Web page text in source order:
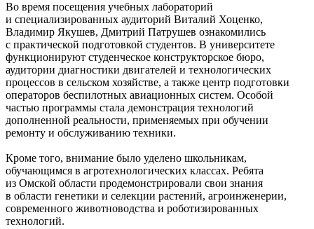
Во время посещения учебных лабораторий
и специализированных аудиторий Виталий Хоценко,
Владимир Якушев, Дмитрий Патрушев ознакомились
с практической подготовкой студентов. В университете
функционируют студенческое конструкторское бюро,
аудитории диагностики двигателей и технологических
процессов в сельском хозяйстве, а также центр подготовки
операторов беспилотных авиационных систем. Особой
частью программы стала демонстрация технологий
дополненной реальности, применяемых при обучении
ремонту и обслуживанию техники.
Кроме того, внимание было уделено школьникам,
обучающимся в агротехнологических классах. Ребята
из Омской области продемонстрировали свои знания
в области генетики и селекции растений, агроинженерии,
современного животноводства и роботизированных
технологий.